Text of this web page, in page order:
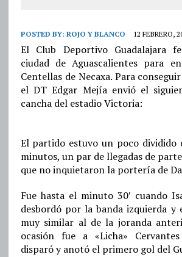
POSTED BY: ROJO Y BLANCO 12 FEBRERO,
El Club Deportivo Guadalajara
ciudad de Aguascalientes para
Centellas de Necaxa. Para
el DT Edgar Mejía envió el
cancha del estadio Victoria:
El partido estuvo un poco dividido
minutos, un par de llegadas de
que no inquietaron la portería de
Fue hasta el minuto 30′ cuando
desbordó por la banda izquierda
muy similar al de la joranda
ocasión fue a «Licha»
disparó y anotó el primero gol del